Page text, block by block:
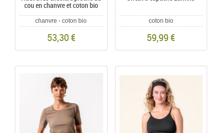
cou en chanvre et coton bio
chanvre - coton bio
53,30 €
coton bio
59,99 €